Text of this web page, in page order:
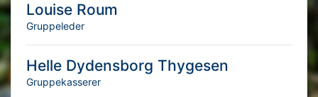
Louise Roum
Gruppeleder
Helle Dydensborg Thygesen
Gruppekasserer